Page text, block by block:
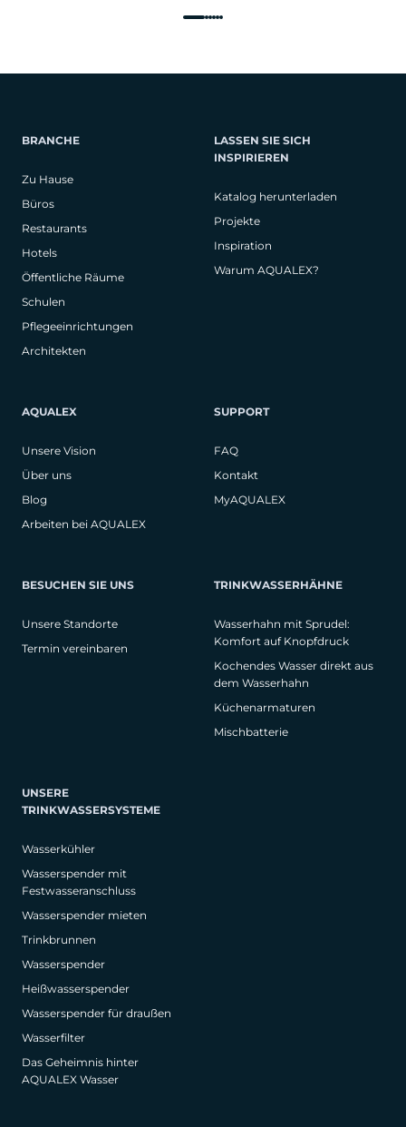
BRANCHE
Zu Hause
Büros
Restaurants
Hotels
Öffentliche Räume
Schulen
Pflegeeinrichtungen
Architekten
LASSEN SIE SICH
INSPIRIEREN
Katalog herunterladen
Projekte
Inspiration
Warum AQUALEX?
AQUALEX
Unsere Vision
Über uns
Blog
Arbeiten bei AQUALEX
SUPPORT
FAQ
Kontakt
MyAQUALEX
BESUCHEN SIE UNS
Unsere Standorte
Termin vereinbaren
TRINKWASSERHÄHNE
Wasserhahn mit Sprudel:
Komfort auf Knopfdruck
Kochendes Wasser direkt aus
dem Wasserhahn
Küchenarmaturen
Mischbatterie
UNSERE
TRINKWASSERSYSTEME
Wasserkühler
Wasserspender mit
Festwasseranschluss
Wasserspender mieten
Trinkbrunnen
Wasserspender
Heißwasserspender
Wasserspender für draußen
Wasserfilter
Das Geheimnis hinter
AQUALEX Wasser